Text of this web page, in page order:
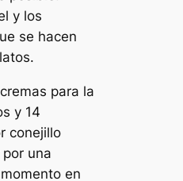
y los
se hacen
para la
y 14
conejillo
una
en